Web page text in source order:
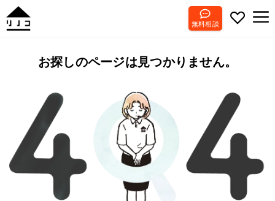
無料相談
お探しのページは見つかりません。